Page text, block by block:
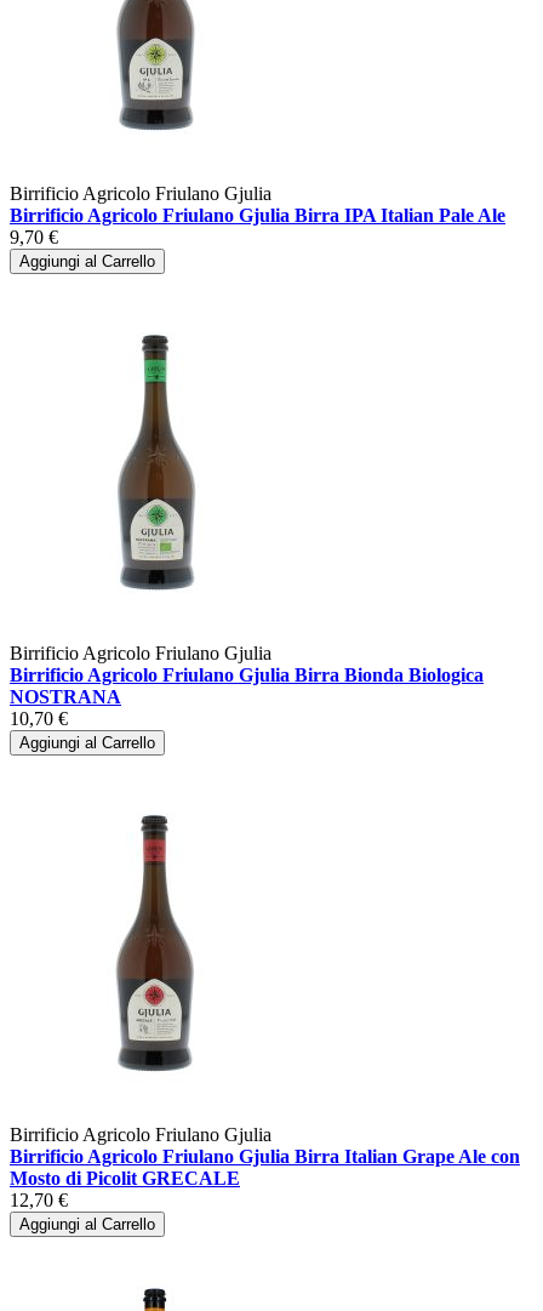
Birrificio Agricolo Friulano Gjulia
Birrificio Agricolo Friulano Gjulia Birra IPA Italian Pale Ale
9,70 €
Aggiungi al Carrello
Birrificio Agricolo Friulano Gjulia
Birrificio Agricolo Friulano Gjulia Birra Bionda Biologica
NOSTRANA
10,70 €
Aggiungi al Carrello
Birrificio Agricolo Friulano Gjulia
Birrificio Agricolo Friulano Gjulia Birra Italian Grape Ale con
Mosto di Picolit GRECALE
12,70 €
Aggiungi al Carrello